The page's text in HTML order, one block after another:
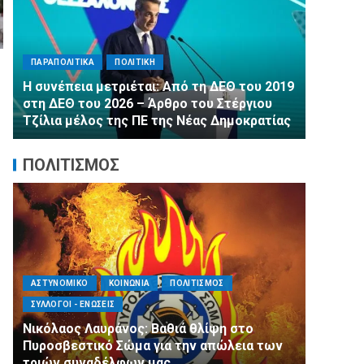
ΠΑΡΑΠΟΛΙΤΙΚΑ ΠΟΛΙΤΙΚΗ
Η συνέπεια μετριέται: Από τη ΔΕΘ του 2019
στη ΔΕΘ του 2026 – Άρθρο του Στέργιου
Τζίλια μέλος της ΠΕ της Νέας Δημοκρατίας
ΠΟΛΙΤΙΣΜΟΣ
ΑΣΤΥΝΟΜΙΚΟ ΚΟΙΝΩΝΙΑ ΠΟΛΙΤΙΣΜΟΣ
ΣΥΛΛΟΓΟΙ - ΕΝΩΣΕΙΣ
Νικόλαος Λαυράνος: Βαθιά θλίψη στο
Πυροσβεστικό Σώμα για την απώλεια των